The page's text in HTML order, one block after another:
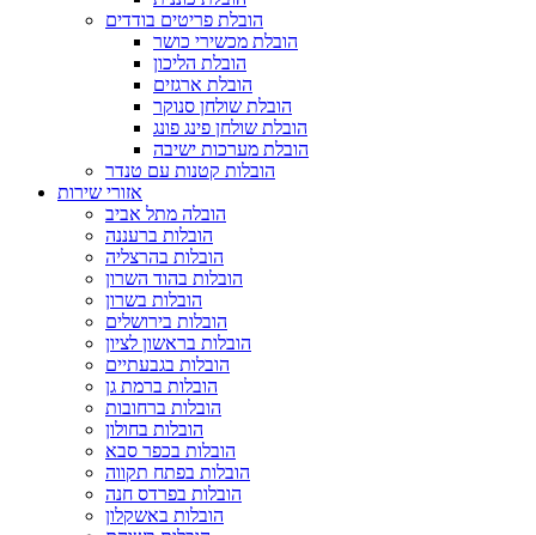
הובלת פריטים בודדים
הובלת מכשירי כושר
הובלת הליכון
הובלת ארגזים
הובלת שולחן סנוקר
הובלת שולחן פינג פונג
הובלת מערכות ישיבה
הובלות קטנות עם טנדר
אזורי שירות
הובלה מתל אביב
הובלות ברעננה
הובלות בהרצליה
הובלות בהוד השרון
הובלות בשרון
הובלות בירושלים
הובלות בראשון לציון
הובלות בגבעתיים
הובלות ברמת גן
הובלות ברחובות
הובלות בחולון
הובלות בכפר סבא
הובלות בפתח תקווה
הובלות בפרדס חנה
הובלות באשקלון